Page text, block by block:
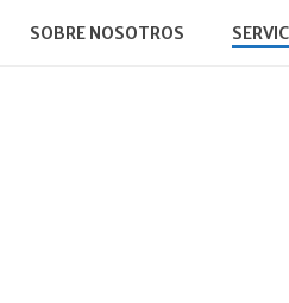
SOBRE NOSOTROS